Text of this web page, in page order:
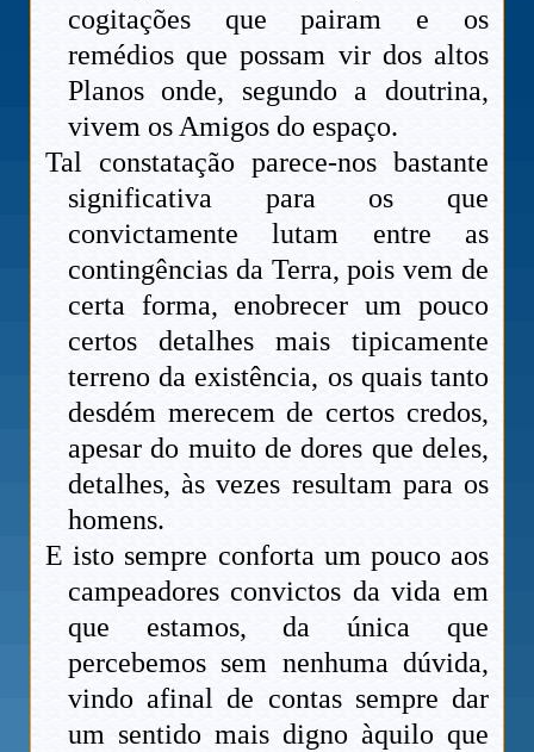
cogitações que pairam e os
remédios que possam vir dos altos
Planos onde, segundo a doutrina,
vivem os Amigos do espaço.
Tal constatação parece-nos bastante
significativa para os que
convictamente lutam entre as
contingências da Terra, pois vem de
certa forma, enobrecer um pouco
certos detalhes mais tipicamente
terreno da existência, os quais tanto
desdém merecem de certos credos,
apesar do muito de dores que deles,
detalhes, às vezes resultam para os
homens.
E isto sempre conforta um pouco aos
campeadores convictos da vida em
que estamos, da única que
percebemos sem nenhuma dúvida,
vindo afinal de contas sempre dar
um sentido mais digno àquilo que